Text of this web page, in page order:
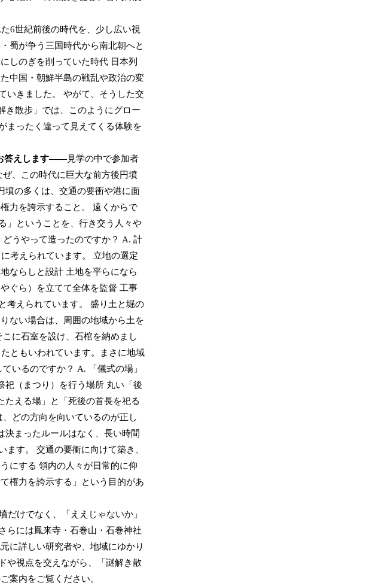
世紀前後の時代を、少し広い視
蜀が争う三国時代から南北朝へと
しのぎを削っていた時代 日本列
中国・朝鮮半島の戦乱や政治の変
いきました。 やがて、そうした交
き散歩」では、このようにグロー
まったく違って見えてくる体験を
答えします――見学の中で参加者
、この時代に巨大な前方後円墳
墳の多くは、交通の要衝や港に面
力を誇示すること。 遠くからで
」ということを、行き交う人々や
うやって造ったのですか？ A. 計
考えられています。 立地の選定
ならしと設計 土地を平らになら
ぐら）を立てて全体を監督 工事
考えられています。 盛り土と堀の
ない場合は、周囲の地域から土を
に石室を設け、石棺を納めまし
ともいわれています。まさに地域
いるのですか？ A. 「儀式の場」
（まつり）を行う場所 丸い「後
える場」と「死後の首長を祀る
どの方向を向いているのが正し
まったルールはなく、長い時間
す。 交通の要衝に向けて築き、
にする 領内の人々が日常的に仰
権力を誇示する」という目的があ
だけでなく、「ええじゃないか」
らには鳳来寺・石巻山・石巻神社
に詳しい研究者や、地域にゆかり
や視点を交えながら、「謎解き散
案内をご覧ください。